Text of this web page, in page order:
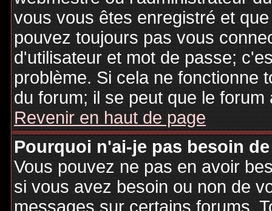
vous vous êtes enregistré et
pouvez toujours pas vous
d'utilisateur et mot de passe;
problème. Si cela ne fonctionne
du forum; il se peut que le
Revenir en haut de page
Pourquoi n'ai-je pas besoin
Vous pouvez ne pas en avoir
si vous avez besoin ou non de
messages sur certains forums.